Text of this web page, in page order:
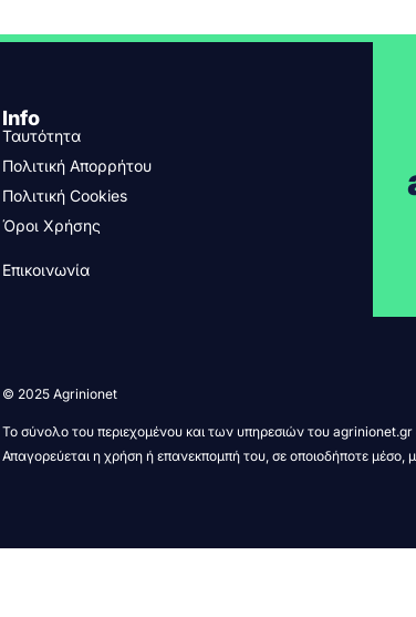
Info
Ταυτότητα
Πολιτική Απορρήτου
Πολιτική Cookies
Όροι Χρήσης
Επικοινωνία
© 2025 Agrinionet
Το σύνολο του περιεχομένου και των υπηρεσιών του agrinionet.gr
Απαγορεύεται η χρήση ή επανεκπομπή του, σε οποιοδήποτε